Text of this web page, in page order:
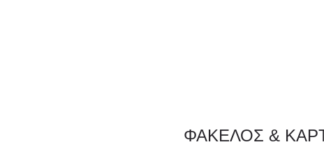
Εταιρειών/Τιμολογίων/
Ξενοδοχείων
ΦΑΚΕΛΟΣ &